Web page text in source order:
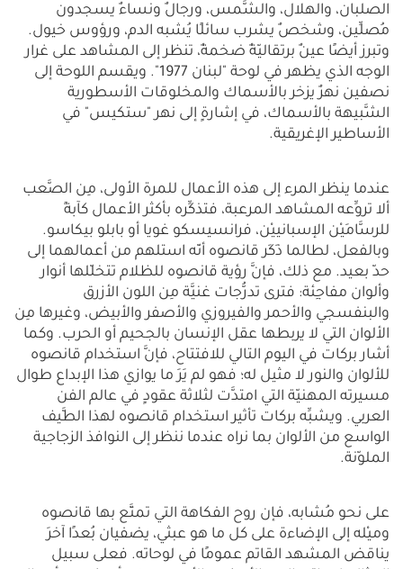
الصلبان، والهلال، والشَّمس، ورجالٌ ونساءٌ يسجدون
مُصلِّين، وشخصٌ يشرب سائلًا يُشبه الدم، ورؤوس خيول.
وتبرز أيضًا عينٌ برتقاليّةٌ ضخمةٌ، تنظر إلى المشاهد على غرار
الوجه الذي يظهر في لوحة "لبنان 1977". ويقسم اللوحة إلى
نصفين نهرٌ يزخر بالأسماك والمخلوقات الأسطورية
الشَّبيهة بالأسماك، في إشارةٍ إلى نهر "ستكيس" في
الأساطير الإغريقية.
عندما ينظر المرء إلى هذه الأعمال للمرة الأولى، مِن الصَّعب
ألا تروِّعه المشاهد المرعبة، فتذكِّره بأكثر الأعمال كآبةً
للرسَّامَيْن الإسبانييْن، فرانسيسكو غويا أو بابلو بيكاسو.
وبالفعل، لطالما ذَكَر قانصوه أنّه استلهم من أعمالهما إلى
حدّ بعيد. مع ذلك، فإنَّ رؤية قانصوه للظلام تتخلّلها أنوار
وألوان مفاجِئة: فترى تدرُّجات غنيَّة مِن اللون الأزرق
والبنفسجي والأحمر والفيروزي والأصفر والأبيض، وغيرها مِن
الألوان التي لا يربطها عقل الإنسان بالجحيم أو الحرب. وكما
أشار بركات في اليوم التالي للافتتاح، فإنَّ استخدام قانصوه
للألوان والنور لا مثيل له؛ فهو لم يَرَ ما يوازي هذا الإبداع طوال
مسيرته المهنيّة التي امتدَّت لثلاثة عقودٍ في عالم الفن
العربي. ويشبِّه بركات تأثير استخدام قانصوه لهذا الطَّيف
الواسع من الألوان بما نراه عندما ننظر إلى النوافذ الزجاجية
الملوّنة.
على نحو مُشابه، فإن روح الفكاهة التي تمتَّع بها قانصوه
وميْله إلى الإضاءة على كل ما هو عبثي، يضفيان بُعدًا آخرَ
يناقض المشهد القاتم عمومًا في لوحاته. فعلى سبيل